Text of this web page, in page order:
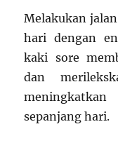
Melakukan
hari dengan
kaki sore
dan
sepanjang hari.